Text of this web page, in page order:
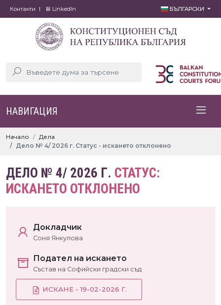
Контакти LinkedIn БЪЛГАРСКИ
НАВИГАЦИЯ
Начало
Дела
Дело № 4/ 2026 г. Статус - искането отклонено
ДЕЛО № 4/ 2026 Г. СТАТУС:
ИСКАНЕТО ОТКЛОНЕНО
Докладчик
Соня Янкулова
Подател на искането
Състав на Софийски градски съд
ИСКАНЕ - 19-02-2026 Г.